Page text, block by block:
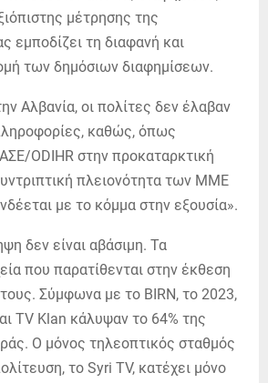
μέτρησης της
εμποδίζει τη διαφανή και
των δημόσιων διαφημίσεων.
Αλβανία, οι πολίτες δεν έλαβαν
καθώς, όπως
ODIHR στην προκαταρκτική
πλειονότητα των ΜΜΕ
με το κόμμα στην εξουσία».
δεν είναι αβάσιμη. Τα
που παρατίθενται στην έκθεση
Σύμφωνα με το BIRN, το 2023,
TV Klan κάλυψαν το 64% της
Ο μόνος τηλεοπτικός σταθμός
το Syri TV, κατέχει μόνο